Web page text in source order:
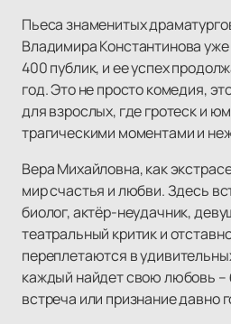
Пьеса знаменитых
Владимира Константинова
400 публик, и ее успех
год. Это не просто комедия,
для взрослых, где гротеск и
трагическими моментами и
Вера Михайловна, как
мир счастья и любви. Здесь
биолог, актёр-неудачник,
театральный критик и
переплетаются в
каждый найдет свою любовь –
встреча или признание давно